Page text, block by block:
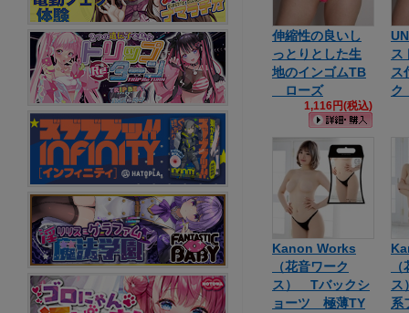
伸縮性の良いし
っとりとした生
地のインゴムTB
ローズ
1,116円(税込)
ス
ス
ク
Kanon Works
（花音ワーク
ス） Tバックシ
ョーツ 極薄TY
ス
系